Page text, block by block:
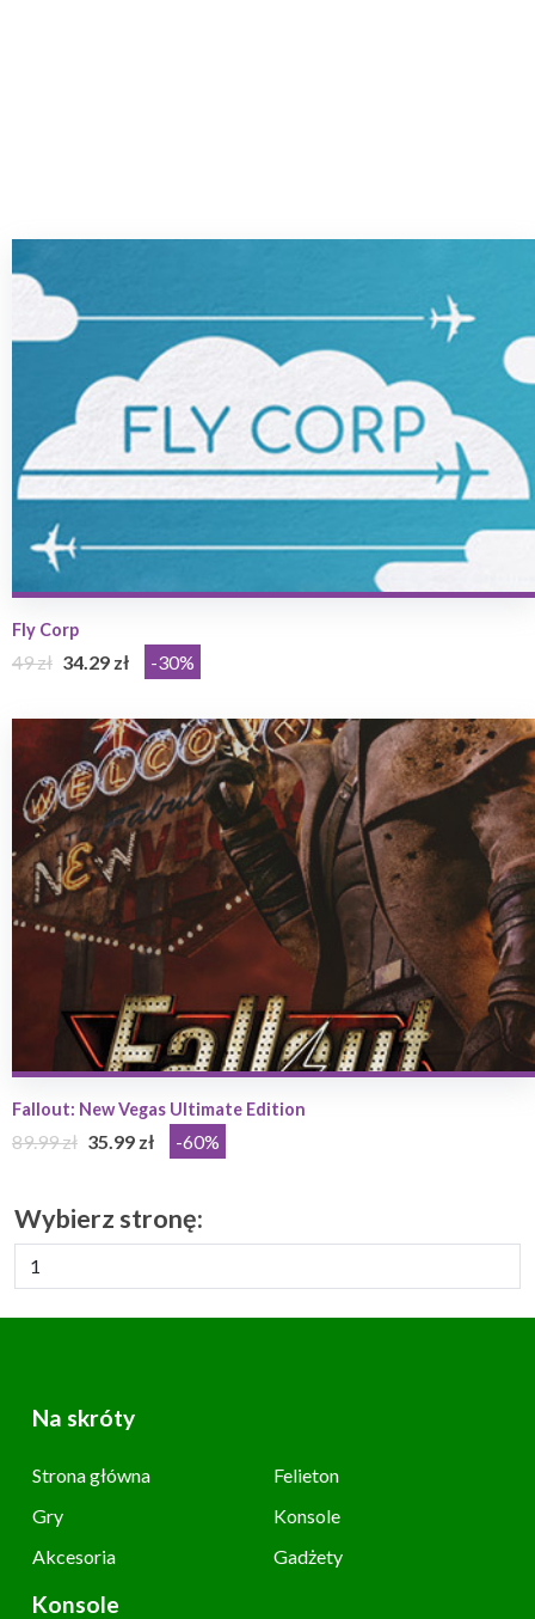
Fly Corp
49 zł 34.29 zł -30%
Fallout: New Vegas Ultimate Edition
89.99 zł 35.99 zł -60%
Wybierz stronę:
Na skróty
Strona główna
Felieton
Gry
Konsole
Akcesoria
Gadżety
Konsole